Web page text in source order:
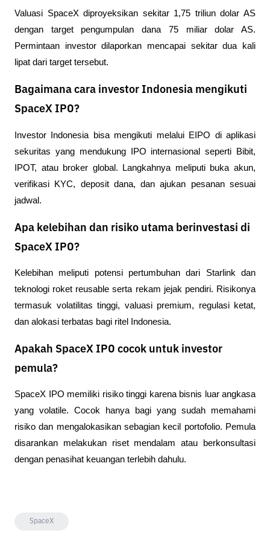
Valuasi SpaceX diproyeksikan sekitar 1,75 triliun dolar AS
dengan target pengumpulan dana 75 miliar dolar AS.
Permintaan investor dilaporkan mencapai sekitar dua kali
lipat dari target tersebut.
Bagaimana cara investor Indonesia mengikuti
SpaceX IPO?
Investor Indonesia bisa mengikuti melalui EIPO di aplikasi
sekuritas yang mendukung IPO internasional seperti Bibit,
IPOT, atau broker global. Langkahnya meliputi buka akun,
verifikasi KYC, deposit dana, dan ajukan pesanan sesuai
jadwal.
Apa kelebihan dan risiko utama berinvestasi di
SpaceX IPO?
Kelebihan meliputi potensi pertumbuhan dari Starlink dan
teknologi roket reusable serta rekam jejak pendiri. Risikonya
termasuk volatilitas tinggi, valuasi premium, regulasi ketat,
dan alokasi terbatas bagi ritel Indonesia.
Apakah SpaceX IPO cocok untuk investor
pemula?
SpaceX IPO memiliki risiko tinggi karena bisnis luar angkasa
yang volatile. Cocok hanya bagi yang sudah memahami
risiko dan mengalokasikan sebagian kecil portofolio. Pemula
disarankan melakukan riset mendalam atau berkonsultasi
dengan penasihat keuangan terlebih dahulu.
SpaceX